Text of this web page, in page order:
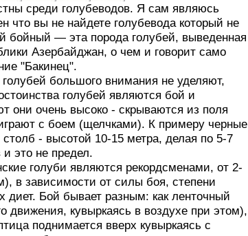
среди голубеводов. Я сам являюсь
что вы не найдете голубевода который не
бойный — эта порода голубей, выведенная
Азербайджан, о чем и говорит само
"Бакинец".
большого внимания не уделяют,
голубей являются бой и
они очень высоко - скрываются из поля
с боем (щелчками). К примеру черные
- высотой 10-15 метра, делая по 5-7
и это не предел.
голуби являются рекордсменами, от 2-
в зависимости от силы боя, степени
диет. Бой бывает разным: как ленточный
движения, кувыркаясь в воздухе при этом),
поднимается вверх кувыркаясь с